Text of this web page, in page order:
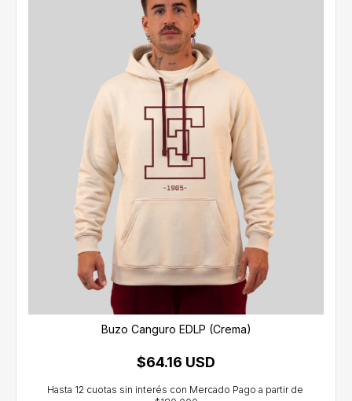
Buzo Canguro EDLP (Crema)
$64.16 USD